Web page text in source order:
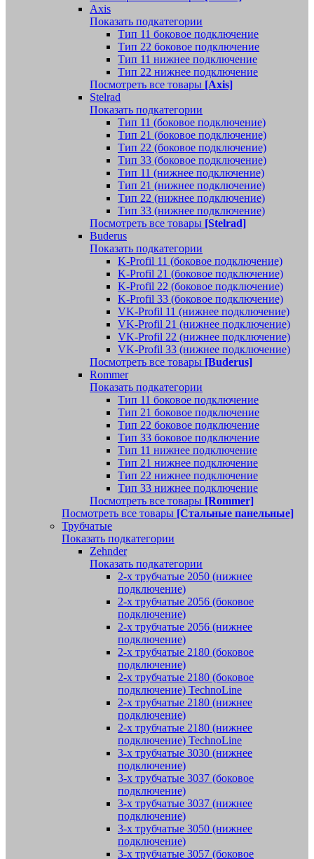
Axis
Показать подкатегории
Тип 11 боковое подключение
Тип 22 боковое подключение
Тип 11 нижнее подключение
Тип 22 нижнее подключение
Посмотреть все товары [Axis]
Stelrad
Показать подкатегории
Tип 11 (боковое подключение)
Тип 21 (боковое подключение)
Тип 22 (боковое подключение)
Тип 33 (боковое подключение)
Тип 11 (нижнее подключение)
Тип 21 (нижнее подключение)
Тип 22 (нижнее подключение)
Тип 33 (нижнее подключение)
Посмотреть все товары [Stelrad]
Buderus
Показать подкатегории
K-Profil 11 (боковое подключение)
K-Profil 21 (боковое подключение)
K-Profil 22 (боковое подключение)
K-Profil 33 (боковое подключение)
VK-Profil 11 (нижнее подключение)
VK-Profil 21 (нижнее подключение)
VK-Profil 22 (нижнее подключение)
VK-Profil 33 (нижнее подключение)
Посмотреть все товары [Buderus]
Rommer
Показать подкатегории
Тип 11 боковое подключение
Тип 21 боковое подключение
Тип 22 боковое подключение
Тип 33 боковое подключение
Тип 11 нижнее подключение
Тип 21 нижнее подключение
Тип 22 нижнее подключение
Тип 33 нижнее подключение
Посмотреть все товары [Rommer]
Посмотреть все товары [Стальные панельные]
Трубчатые
Показать подкатегории
Zehnder
Показать подкатегории
2-х трубчатые 2050 (нижнее
подключение)
2-х трубчатые 2056 (боковое
подключение)
2-х трубчатые 2056 (нижнее
подключение)
2-х трубчатые 2180 (боковое
подключение)
2-х трубчатые 2180 (боковое
подключение) TechnoLine
2-х трубчатые 2180 (нижнее
подключение)
2-х трубчатые 2180 (нижнее
подключение) TechnoLine
3-х трубчатые 3030 (нижнее
подключение)
3-х трубчатые 3037 (боковое
подключение)
3-х трубчатые 3037 (нижнее
подключение)
3-х трубчатые 3050 (нижнее
подключение)
3-х трубчатые 3057 (боковое